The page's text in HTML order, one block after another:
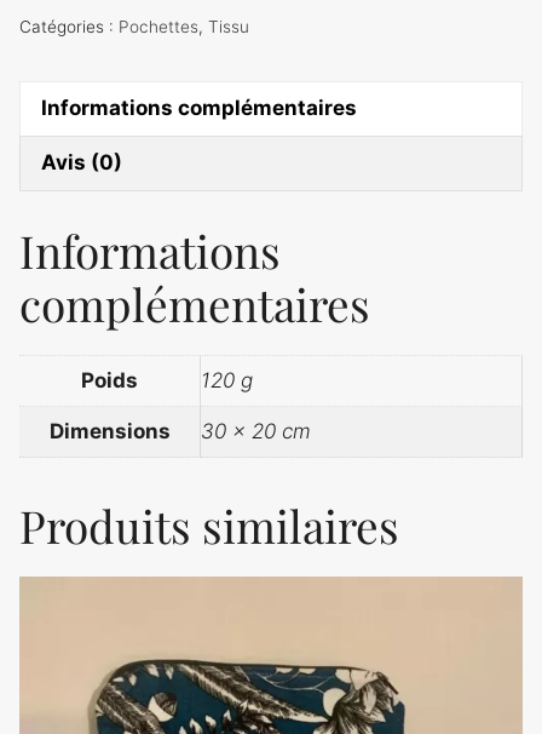
Bleu
Catégories : Pochettes, Tissu
Informations complémentaires
Avis (0)
Informations
complémentaires
Poids 120 g
Dimensions 30 × 20 cm
Produits similaires